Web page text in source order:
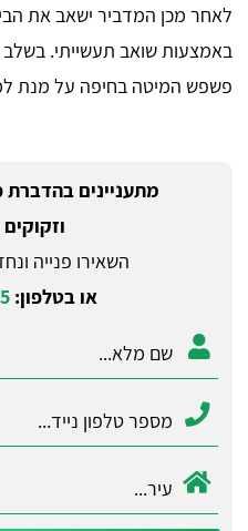
לאחר מכן המדביר ישאב את
באמצעות שואב תעשייתי.
פשפש המיטה בחיפה על מנת
מתעניינים
השאירו פנייה
או בטלפון: